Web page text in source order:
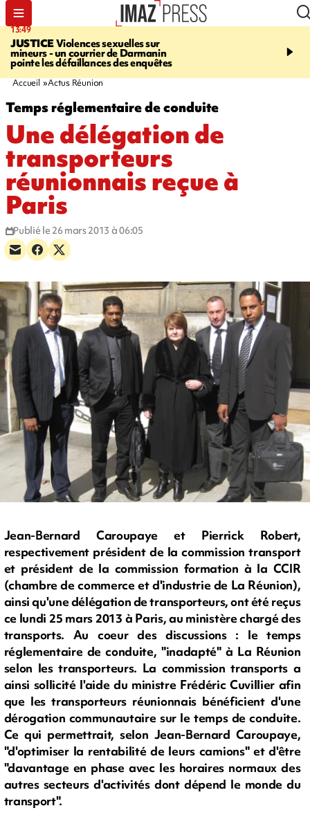
13:49
JUSTICEViolences sexuelles sur
mineurs - un courrier de Darmanin
pointe les défaillances des enquêtes
17:59
Corniche - la route du
Accueil Actus Réunion
Temps réglementaire de conduite
Une délégation de
transporteurs
réunionnais reçue à
Paris
Publié le 26 mars 2013 à 06:05
Jean-Bernard Caroupaye et Pierrick Robert,
respectivement président de la commission transport
et président de la commission formation à la CCIR
(chambre de commerce et d'industrie de La Réunion),
ainsi qu'une délégation de transporteurs, ont été reçus
ce lundi 25 mars 2013 à Paris, au ministère chargé des
transports. Au coeur des discussions : le temps
réglementaire de conduite, "inadapté" à La Réunion
selon les transporteurs. La commission transports a
ainsi sollicité l'aide du ministre Frédéric Cuvillier afin
que les transporteurs réunionnais bénéficient d'une
dérogation communautaire sur le temps de conduite.
Ce qui permettrait, selon Jean-Bernard Caroupaye,
"d'optimiser la rentabilité de leurs camions" et d'être
"davantage en phase avec les horaires normaux des
autres secteurs d'activités dont dépend le monde du
transport".